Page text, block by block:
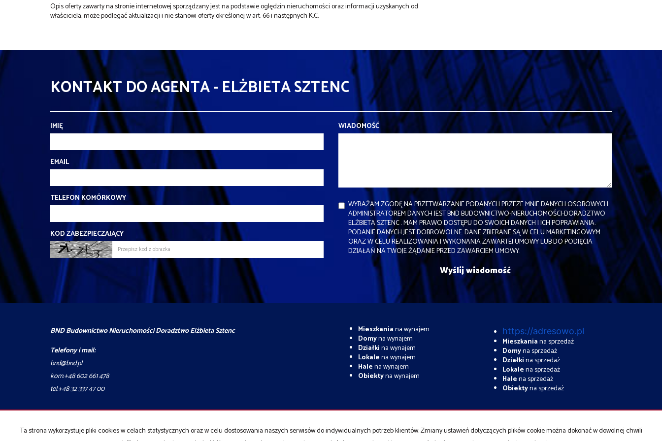
Opis oferty zawarty na stronie internetowej sporządzany jest na podstawie oględzin nieruchomości oraz informacji uzyskanych od
właściciela, może podlegać aktualizacji i nie stanowi oferty określonej w art. 66 i następnych K.C.
KONTAKT DO AGENTA - ELŻBIETA SZTENC
IMIĘ
EMAIL
TELEFON KOMÓRKOWY
KOD ZABEZPIECZAJĄCY
WIADOMOŚĆ
WYRAŻAM ZGODĘ NA PRZETWARZANIE PODANYCH PRZEZE MNIE DANYCH OSOBOWYCH.
ADMINISTRATOREM DANYCH JEST BND BUDOWNICTWO-NIERUCHOMOŚCI-DORADZTWO
ELŻBIETA SZTENC . MAM PRAWO DOSTĘPU DO SWOICH DANYCH I ICH POPRAWIANIA.
PODANIE DANYCH JEST DOBROWOLNE. DANE ZBIERANE SĄ W CELU MARKETINGOWYM
ORAZ W CELU REALIZOWANIA I WYKONANIA ZAWARTEJ UMOWY LUB DO PODJĘCIA
DZIAŁAŃ NA TWOJE ŻĄDANIE PRZED ZAWARCIEM UMOWY.
BND Budownictwo Nieruchomości Doradztwo Elżbieta Sztenc
Telefony i mail:
bnd@bnd.pl
kom.+48 602 661 478
tel.+48 32 337 47 00
Mieszkaniana wynajem
Domyna wynajem
Działkina wynajem
Lokalena wynajem
Halena wynajem
Obiektyna wynajem
https://adresowo.pl
Mieszkaniana sprzedaż
Domyna sprzedaż
Działkina sprzedaż
Lokalena sprzedaż
Halena sprzedaż
Obiektyna sprzedaż
Strona główna Deweloperskie Kontakt notatnik Sprzedaj
Ta strona wykorzystuje pliki cookies w celach statystycznych oraz w celu dostosowania naszych serwisów do indywidualnych potrzeb klientów. Zmiany ustawień dotyczących plików cookie można dokonać w dowolnej chwili